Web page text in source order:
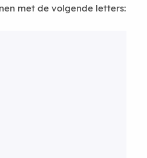
met de volgende letters: